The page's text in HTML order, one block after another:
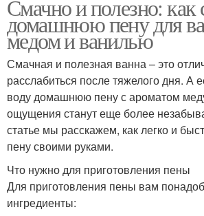
Смачно и полезно: как
домашнюю пену для
медом и ванилью
Смачная и полезная ванна – это
расслабиться после тяжелого дня. А
воду домашнюю пену с ароматом
ощущения станут еще более
статье мы расскажем, как легко и
пену своими руками.
Что нужно для приготовления пены
Для приготовления пены вам
ингредиенты: